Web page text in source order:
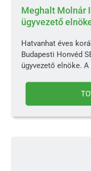
Meghalt Molnár
ügyvezető
Hatvanhat éves
Budapesti Honvéd
ügyvezető elnöke.